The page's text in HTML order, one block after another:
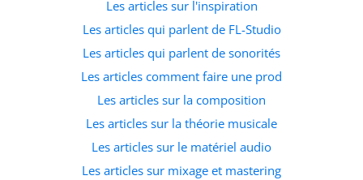
Les articles sur l'inspiration
Les articles qui parlent de FL-Studio
Les articles qui parlent de sonorités
Les articles comment faire une prod
Les articles sur la composition
Les articles sur la théorie musicale
Les articles sur le matériel audio
Les articles sur mixage et mastering